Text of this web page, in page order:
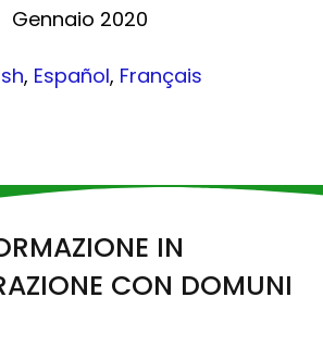
Gennaio 2020
, Español, Français
IN
CON DOMUNI